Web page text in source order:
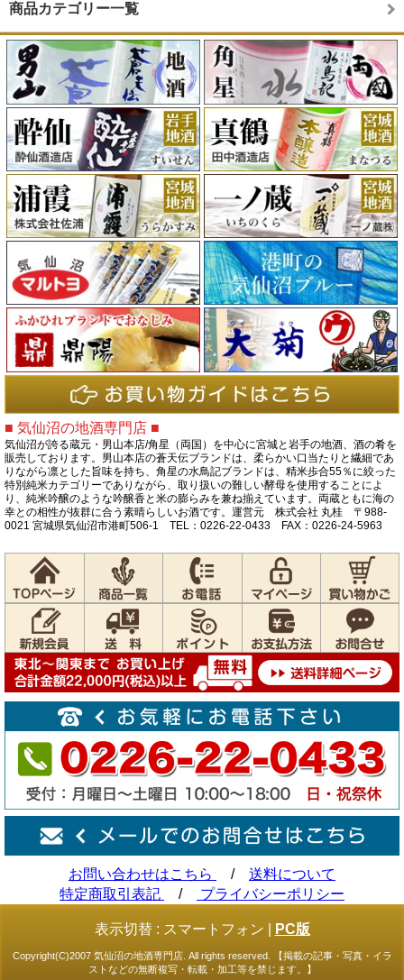
商品カテゴリー一覧
■ 気仙沼の地酒専門店 ■
気仙沼が誇る蔵元・男山本店/角星（両国）を中心に宮城と岩手の地酒、酒の肴を
販売しております。男山本店の蒼天伝ブランドは、柔らかい口当たりと繊細であ
りながら凛とした旨味を持ち、角星の水鳥記ブランドは、精米歩合55％に絞った
特別純米カテゴリーでありながら、取り扱いの難しい酵母を使用することによ
り、純米吟醸のような吟醸香と米の膨らみを兼ね揃えています。両蔵ともに海の
幸との相性が抜群に合う素晴らしいお酒です。運営元 株式会社 丸桂 〒988-
0021 宮城県気仙沼市港町506-1 TEL：0226-22-0433 FAX：0226-24-5963
お問い合わせはこちら / 送料について
特定商取引表記
/ プライバシーポリシー
表示切替 : スマートフォン PC版
Copyright(C)2007 気仙沼の地酒専門店. All rights reserved. 【掲載の記事・写真・イラ
ストなどの無断複写・転載・加工等を禁じます。】